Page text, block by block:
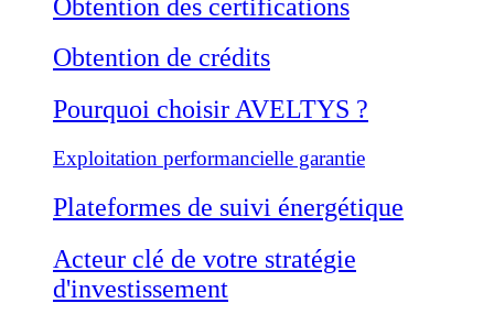
Obtention des certifications
Obtention de crédits
Pourquoi choisir AVELTYS ?
Exploitation performancielle garantie
Plateformes de suivi énergétique
Acteur clé de votre stratégie
d'investissement